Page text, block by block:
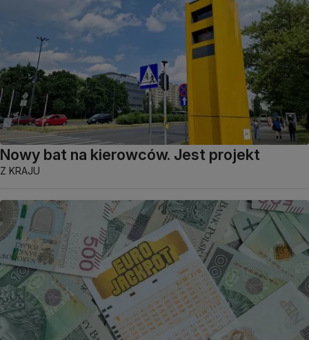
Nowy bat na kierowców. Jest projekt
Z KRAJU